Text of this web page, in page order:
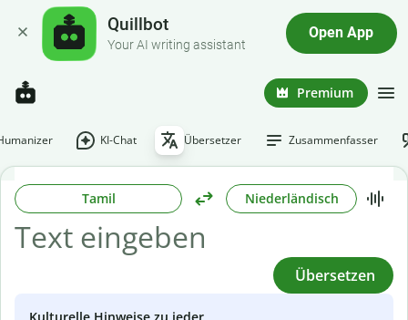
Quillbot
Your AI writing assistant
Open App
Premium
KI-Chat Übersetzer Zusammenfasser
Tamil Niederländisch
Übersetzen